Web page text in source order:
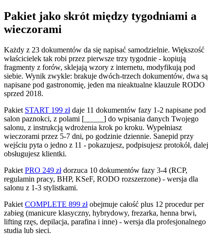
Pakiet jako skrót między tygodniami a
wieczorami
Każdy z 23 dokumentów da się napisać samodzielnie. Większość
właścicielek tak robi przez pierwsze trzy tygodnie - kopiują
fragmenty z forów, sklejają wzory z internetu, modyfikują pod
siebie. Wynik zwykle: brakuje dwóch-trzech dokumentów, dwa są
napisane pod gastronomię, jeden ma nieaktualne klauzule RODO
sprzed 2018.
Pakiet START 199 złdaje 11 dokumentów fazy 1-2 napisane pod
salon paznokci, z polami [_____] do wpisania danych Twojego
salonu, z instrukcją wdrożenia krok po kroku. Wypełniasz
wieczorami przez 5-7 dni, po godzinie dziennie. Sanepid przy
wejściu pyta o jedno z 11 - pokazujesz, podpisujesz protokół, dalej
obsługujesz klientki.
Pakiet PRO 249 złdorzuca 10 dokumentów fazy 3-4 (RCP,
regulamin pracy, BHP, KSeF, RODO rozszerzone) - wersja dla
salonu z 1-3 stylistkami.
Pakiet COMPLETE 899 złobejmuje całość plus 12 procedur per
zabieg (manicure klasyczny, hybrydowy, frezarka, henna brwi,
lifting rzęs, depilacja, parafina i inne) - wersja dla profesjonalnego
studia lub sieci.